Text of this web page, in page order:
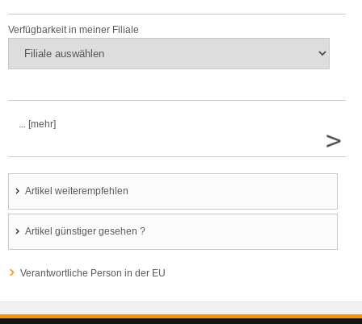
Verfügbarkeit in meiner Filiale
... [mehr]
>
Artikel weiterempfehlen
Artikel günstiger gesehen ?
Verantwortliche Person in der EU